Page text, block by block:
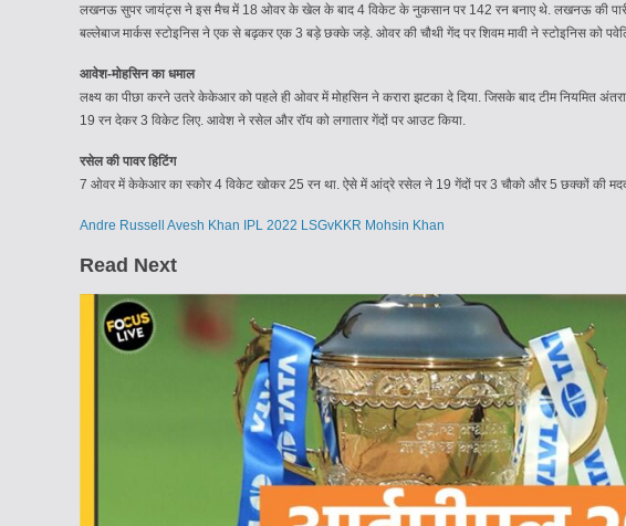
लखनऊ सुपर जायंट्स ने इस मैच में 18 ओवर के खेल के बाद 4 विकेट के नुकसान पर 142 रन बनाए थे. लखनऊ की
बल्लेबाज मार्कस स्टोइनिस ने एक से बढ़कर एक 3 बड़े छक्के जड़े. ओवर की चौथी गेंद पर शिवम मावी ने स्टोइनिस
आवेश-मोहसिन का धमाल
लक्ष्य का पीछा करने उतरे केकेआर को पहले ही ओवर में मोहसिन ने करारा झटका दे दिया. जिसके बाद टीम
19 रन देकर 3 विकेट लिए. आवेश ने रसेल और रॉय को लगातार गेंदों पर आउट किया.
रसेल की पावर हिटिंग
7 ओवर में केकेआर का स्कोर 4 विकेट खोकर 25 रन था. ऐसे में आंद्रे रसेल ने 19 गेंदों पर 3 चौको और 5 छक्कों की
Andre Russell Avesh Khan IPL 2022 LSGvKKR Mohsin Khan
Read Next